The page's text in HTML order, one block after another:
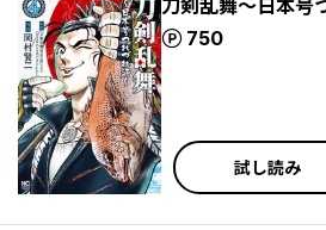
刀剣乱舞～日本
750
ポイント
試し読み